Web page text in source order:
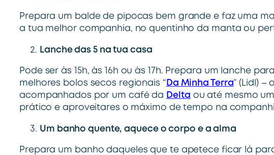
Prepara um balde de pipocas bem grande e faz uma
a tua melhor companhia, no quentinho da manta ou
Lanche das 5 na tua casa
Pode ser às 15h, às 16h ou às 17h. Prepara um lanche
melhores bolos secos regionais “ Da Minha Terra” (Lidl) –
acompanhados por um café da Delta ou até mesmo
prático e aproveitares o máximo de tempo na
Um banho quente, aquece o corpo e a alma
Prepara um banho daqueles que te apetece ficar lá